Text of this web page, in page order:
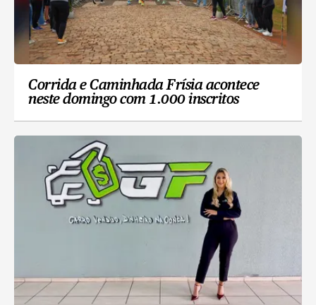
Corrida e Caminhada Frísia acontece
neste domingo com 1.000 inscritos